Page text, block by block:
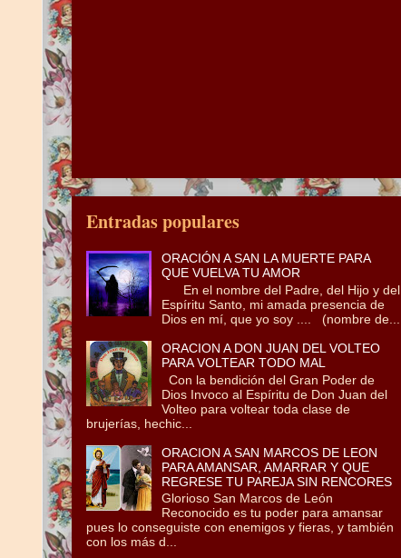
Entradas populares
ORACIÓN A SAN LA MUERTE PARA
QUE VUELVA TU AMOR
En el nombre del Padre, del Hijo y del
Espíritu Santo, mi amada presencia de
Dios en mí, que yo soy .... (nombre de...
ORACION A DON JUAN DEL VOLTEO
PARA VOLTEAR TODO MAL
Con la bendición del Gran Poder de
Dios Invoco al Espíritu de Don Juan del
Volteo para voltear toda clase de
brujerías, hechic...
ORACION A SAN MARCOS DE LEON
PARA AMANSAR, AMARRAR Y QUE
REGRESE TU PAREJA SIN RENCORES
Glorioso San Marcos de León
Reconocido es tu poder para amansar
pues lo conseguiste con enemigos y fieras, y también
con los más d...